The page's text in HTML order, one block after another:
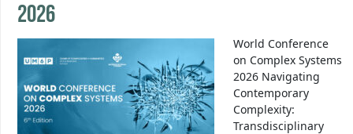
2026
World Conference
on Complex Systems
2026 Navigating
Contemporary
Complexity:
Transdisciplinary